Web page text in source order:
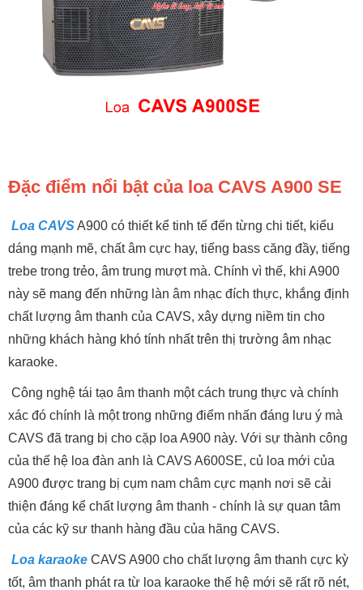
Đặc điểm nổi bật của loa CAVS A900 SE
Loa CAVSA900 có thiết kể tinh tế đến từng chi tiết, kiểu
dáng mạnh mẽ, chất âm cực hay, tiếng bass căng đầy, tiếng
trebe trong trẻo, âm trung mượt mà. Chính vì thế, khi A900
này sẽ mang đến những làn âm nhạc đích thực, khắng định
chất lượng âm thanh của CAVS, xây dựng niềm tin cho
những khách hàng khó tính nhất trên thị trường âm nhạc
karaoke.
Công nghệ tái tạo âm thanh một cách trung thực và chính
xác đó chính là một trong những điểm nhấn đáng lưu ý mà
CAVS đã trang bị cho cặp loa A900 này. Với sự thành công
của thế hệ loa đàn anh là CAVS A600SE, củ loa mới của
A900 được trang bị cụm nam châm cực mạnh nơi sẽ cải
thiện đáng kể chất lượng âm thanh - chính là sự quan tâm
của các kỹ sư thanh hàng đầu của hãng CAVS.
Loa karaoke CAVS A900 cho chất lượng âm thanh cực kỳ
tốt, âm thanh phát ra từ loa karaoke thế hệ mới sẽ rất rõ nét,